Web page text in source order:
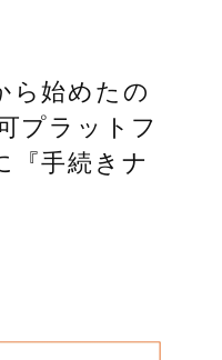
ら始めたの
プラットフ
『手続きナ